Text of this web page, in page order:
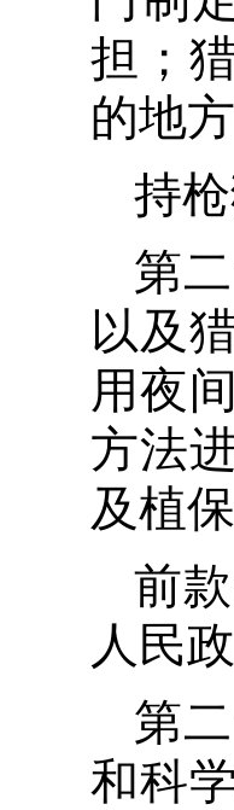
担；
的地
持
第
以及
用夜
方法
及植
前
人民
第
和科